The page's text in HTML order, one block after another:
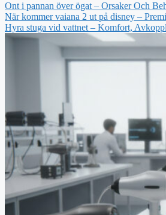
Ont i pannan över ögat – Orsaker Och
När kommer vaiana 2 ut på disney –
Hyra stuga vid vattnet – Komfort,